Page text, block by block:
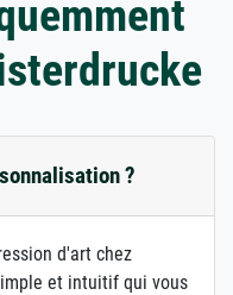
?
d'art chez
et intuitif qui vous